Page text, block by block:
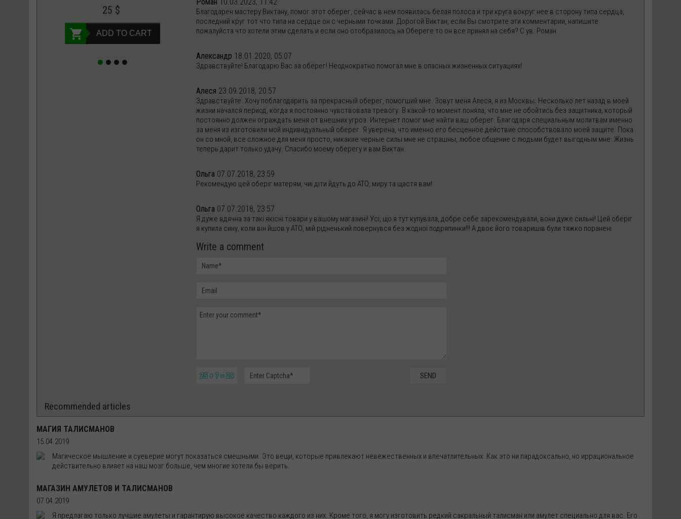
25 $
ADD TO CART
20$
ADD TO CART
70$
ADD TO CART
250$
ADD TO CART
Благодарен мастеру Виктану, помог этот оберег, сейчас в нем появилась белая полоса и три круга вокруг нее в сторону типа сердца,
последний круг тот что типа на сердце он с черными точками. Дорогой Виктан, если Вы смотрите эти комментарии, напишите
пожалуйста что хотели этим сделать и если оно отобразилось на Обереге то он все принял на себя? С ув. Роман
Александр 18.01.2020, 05:07
Здравствуйте! Благодарю Вас за оберег! Неоднократно помогал мне в опасных жизненных ситуациях!
Алеся 23.09.2018, 20:57
Здравствуйте. Хочу поблагодарить за прекрасный оберег, помогший мне. Зовут меня Алеся, я из Москвы. Несколько лет назад в моей
жизни начался период, когда я постоянно чувствовала тревогу. В какой-то момент поняла, что мне не обойтись без защитника, который
постоянно должен ограждать меня от внешних угроз. Интернет помог мне найти ваш оберег. Благодаря специальным молитвам именно
за меня из изготовили мой индивидуальный оберег. Я уверена, что именно его бесценное действие способствовало моей защите. Пока
он со мной, все сложное для меня просто, никакие черные силы мне не страшны, любое общение с людьми будет выгодным мне. Жизнь
теперь дарит только удачу. Спасибо моему оберегу и вам Виктан.
Ольга 07.07.2018, 23:59
Рекомендую цей оберіг матерям, чиї діти йдуть до АТО, миру та щастя вам!
Ольга 07.07.2018, 23:57
Я дуже вдячна за такі якісні товари у вашому магазині! Усі, що я тут купувала, добре себе зарекомендували, вони дуже сильні! Цей оберіг
я купила сину, коли він йшов у АТО, мій рідненький повернувся без жодної подряпинки!!! А двоє його товаришів були тяжко поранені
Write a comment
25 + ? = 29
Recommended articles
МАГИЯ ТАЛИСМАНОВ
15.04.2019
Магическое мышление и суеверие могут показаться смешными. Это вещи, которые привлекают невежественных и впечатлительных. Как это ни парадоксально, но иррациональное
действительно влияет на наш мозг больше, чем многие хотели бы верить.
МАГАЗИН АМУЛЕТОВ И ТАЛИСМАНОВ
07.04.2019
Я предлагаю только лучшие амулеты и гарантирую высокое качество каждого из них. Кроме того, я могу изготовить редкий сакральный талисман или амулет специально для вас. Его